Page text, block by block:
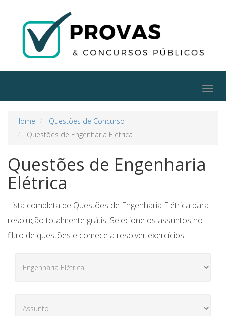
Home
Questões de Concurso
Questões de Engenharia Elétrica
Questões de Engenharia
Elétrica
Lista completa de Questões de Engenharia Elétrica para
resolução totalmente grátis. Selecione os assuntos no
filtro de questões e comece a resolver exercícios.